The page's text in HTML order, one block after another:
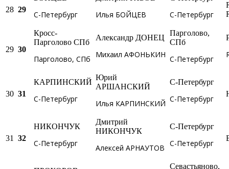
28 29
С-Петербург Илья БОЙЦЕВ С-Петербург
29 30
Кросс-
Парголово СПб
Парголово, СПб
Александр ДОНЕЦ
Михаил АФОНЬКИН
Парголово,
СПб
С-Петербург
30 31
КАРПИНСКИЙ
С-Петербург
Юрий
АРШАНСКИЙ
Илья КАРПИНСКИЙ
С-Петербург
С-Петербург
31 32
НИКОНЧУК
С-Петербург
Дмитрий
НИКОНЧУК
Алексей АРНАУТОВ
С-Петербург
С-Петербург
Севастьяново,